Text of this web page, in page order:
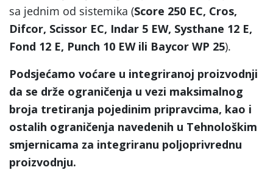
sa jednim od sistemika (Score 250 EC, Cros,
Difcor, Scissor EC, Indar 5 EW, Systhane 12 E,
Fond 12 E, Punch 10 EW ili Baycor WP 25).
Podsjećamo voćare u integriranoj proizvodnji
da se drže ograničenja u vezi maksimalnog
broja tretiranja pojedinim pripravcima, kao i
ostalih ograničenja navedenih u Tehnološkim
smjernicama za integriranu poljoprivrednu
proizvodnju.